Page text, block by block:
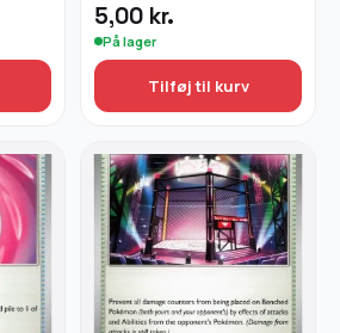
5,00 kr.
På lager
Tilføj til kurv